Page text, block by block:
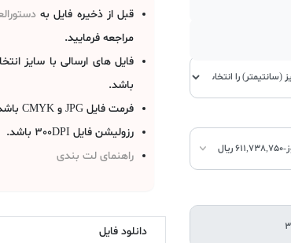
قبل از ذخیره فایل به
مراجعه فرمایید.
فایل های ارسالی با سایز
باشد.
فرمت فایل JPG و CMYK باشد.
رزولیشن فایل 300DPI باشد.
راهنمای لت بندی
دانلود فایل